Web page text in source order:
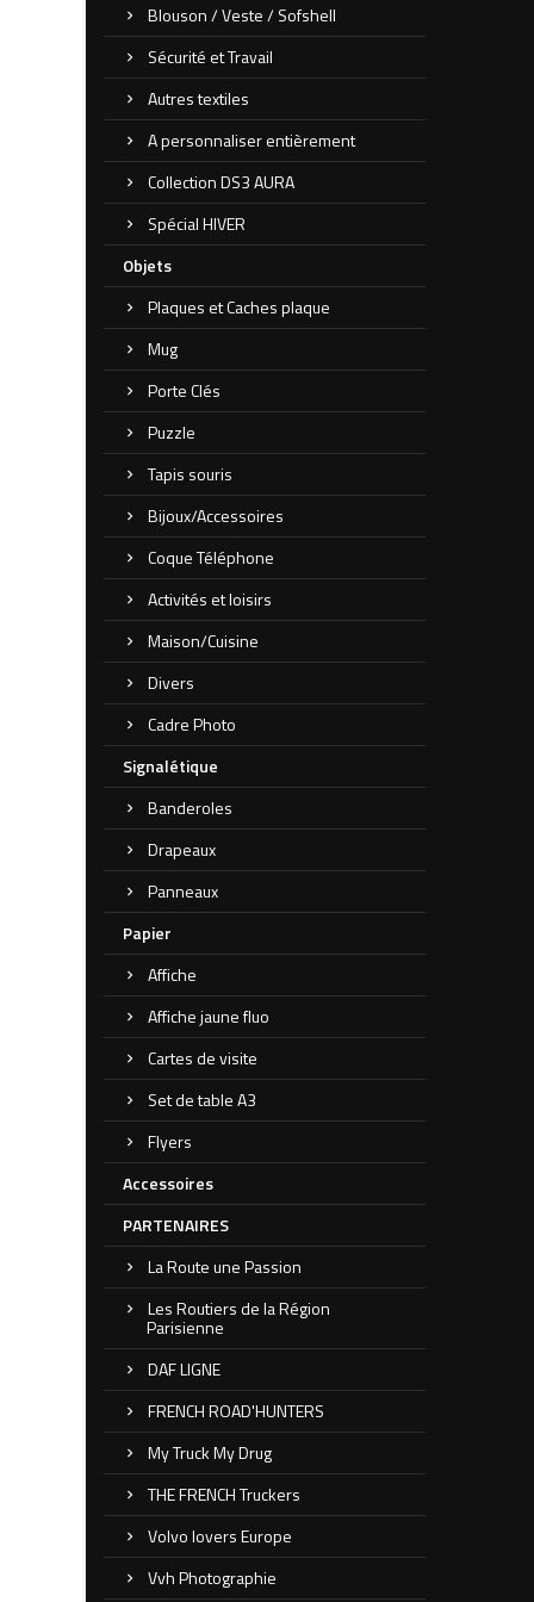
Blouson / Veste / Sofshell
Sécurité et Travail
Autres textiles
A personnaliser entièrement
Collection DS3 AURA
Spécial HIVER
Objets
Plaques et Caches plaque
Mug
Porte Clés
Puzzle
Tapis souris
Bijoux/Accessoires
Coque Téléphone
Activités et loisirs
Maison/Cuisine
Divers
Cadre Photo
Signalétique
Banderoles
Drapeaux
Panneaux
Papier
Affiche
Affiche jaune fluo
Cartes de visite
Set de table A3
Flyers
Accessoires
PARTENAIRES
La Route une Passion
Les Routiers de la Région
Parisienne
DAF LIGNE
FRENCH ROAD'HUNTERS
My Truck My Drug
THE FRENCH Truckers
Volvo lovers Europe
Vvh Photographie